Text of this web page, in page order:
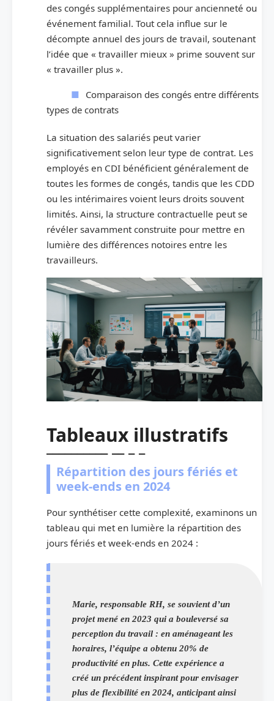
des congés supplémentaires pour ancienneté ou
événement familial. Tout cela influe sur le
décompte annuel des jours de travail, soutenant
l’idée que « travailler mieux » prime souvent sur
« travailler plus ».
Comparaison des congés entre différents
types de contrats
La situation des salariés peut varier
significativement selon leur type de contrat. Les
employés en CDI bénéficient généralement de
toutes les formes de congés, tandis que les CDD
ou les intérimaires voient leurs droits souvent
limités. Ainsi, la structure contractuelle peut se
révéler savamment construite pour mettre en
lumière des différences notoires entre les
travailleurs.
Tableaux illustratifs
Répartition des jours fériés et
week-ends en 2024
Pour synthétiser cette complexité, examinons un
tableau qui met en lumière la répartition des
jours fériés et week-ends en 2024 :
Marie, responsable RH, se souvient d’un
projet mené en 2023 qui a bouleversé sa
perception du travail : en aménageant les
horaires, l’équipe a obtenu 20% de
productivité en plus. Cette expérience a
créé un précédent inspirant pour envisager
plus de flexibilité en 2024, anticipant ainsi